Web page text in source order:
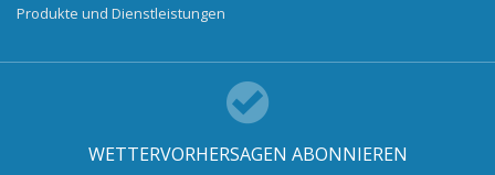
Produkte und Dienstleistungen
WETTERVORHERSAGEN ABONNIEREN